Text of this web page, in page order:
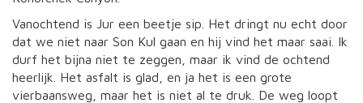
Vanochtend is Jur een beetje sip. Het dringt nu echt door
dat we niet naar Son Kul gaan en hij vind het maar saai. Ik
durf het bijna niet te zeggen, maar ik vind de ochtend
heerlijk. Het asfalt is glad, en ja het is een grote
vierbaansweg, maar het is niet al te druk. De weg loopt